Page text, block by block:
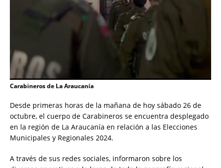
Carabineros de La Araucanía
Desde primeras horas de la mañana de hoy sábado 26 de
octubre, el cuerpo de Carabineros se encuentra desplegado
en la región de La Araucanía en relación a las Elecciones
Municipales y Regionales 2024.
A través de sus redes sociales, informaron sobre los